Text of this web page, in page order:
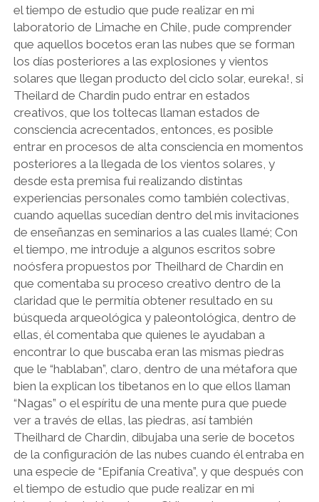
el tiempo de estudio que pude realizar en mi
laboratorio de Limache en Chile, pude comprender
que aquellos bocetos eran las nubes que se forman
los días posteriores a las explosiones y vientos
solares que llegan producto del ciclo solar, eureka!, si
Theilard de Chardin pudo entrar en estados
creativos, que los toltecas llaman estados de
consciencia acrecentados, entonces, es posible
entrar en procesos de alta consciencia en momentos
posteriores a la llegada de los vientos solares, y
desde esta premisa fui realizando distintas
experiencias personales como también colectivas,
cuando aquellas sucedían dentro del mis invitaciones
de enseñanzas en seminarios a las cuales llamé; Con
el tiempo, me introduje a algunos escritos sobre
noósfera propuestos por Theilhard de Chardin en
que comentaba su proceso creativo dentro de la
claridad que le permitía obtener resultado en su
búsqueda arqueológica y paleontológica, dentro de
ellas, él comentaba que quienes le ayudaban a
encontrar lo que buscaba eran las mismas piedras
que le “hablaban”, claro, dentro de una métafora que
bien la explican los tibetanos en lo que ellos llaman
“Nagas” o el espíritu de una mente pura que puede
ver a través de ellas, las piedras, así también
Theilhard de Chardin, dibujaba una serie de bocetos
de la configuración de las nubes cuando él entraba en
una especie de “Epifanía Creativa”, y que después con
el tiempo de estudio que pude realizar en mi